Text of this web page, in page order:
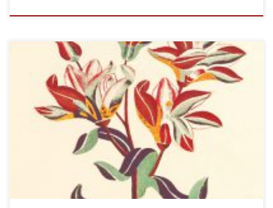
Pocas novelas me han impactado tanto últimamente como la que
tengo entre mis manos. Ya el prólogo de Juan de Sola nos
anticipaba la maravilla en la que nos embaucábamos, tras
analizarnos la intensa y peculiar vida de su autora y sus obras más
emblemáticas, así como las polémicas que […]